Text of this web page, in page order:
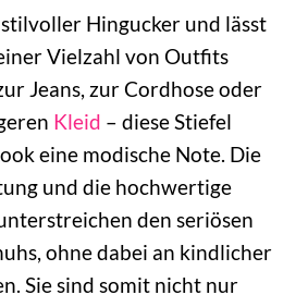
Hingucker und lässt
Vielzahl von Outfits
Jeans, zur Cordhose oder
Kleid – diese Stiefel
eine modische Note. Die
und die hochwertige
den seriösen
ohne dabei an kindlicher
Sie sind somit nicht nur